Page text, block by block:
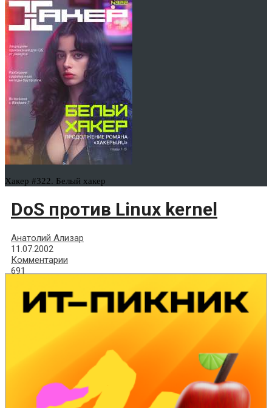
Хакер #322. Белый хакер
DoS против Linux kernel
Анатолий Ализар
11.07.2002
Комментарии
691